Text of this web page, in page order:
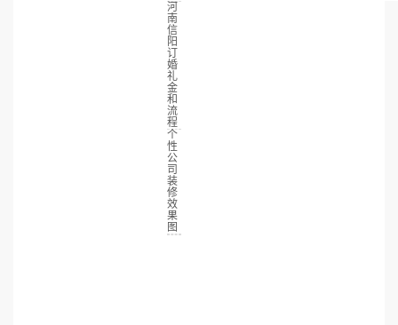
河
南
信
阳
订
婚
礼
金
和
流
程
个
性
公
司
装
修
效
果
图